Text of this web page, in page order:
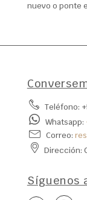
nuevo o ponte
Teléfono:
Whatsapp:
Correo:
Dirección:
Síguenos